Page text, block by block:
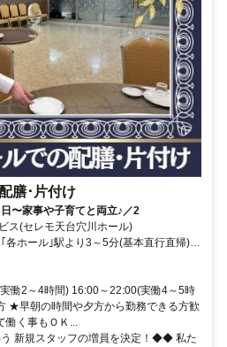
膳･片付け
〜家事や子育てと両立♪／2
ス(セレモ天台穴川ホール)
各ホール｣駅より3～5分(基本直行直帰)の
働2～4時間) 16:00～22:00(実働4～5時
★早朝の時間や夕方から勤務できる方歓
働く事もＯＫ...
新規スタッフの増員を決定！◆◆ 私た